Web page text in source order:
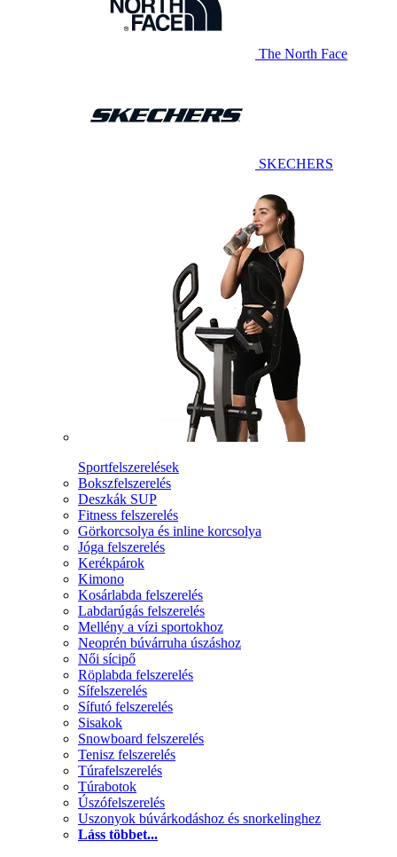
The North Face
SKECHERS
Sportfelszerelések
Bokszfelszerelés
Deszkák SUP
Fitness felszerelés
Görkorcsolya és inline korcsolya
Jóga felszerelés
Kerékpárok
Kimono
Kosárlabda felszerelés
Labdarúgás felszerelés
Mellény a vízi sportokhoz
Neoprén búvárruha úszáshoz
Női sícipő
Röplabda felszerelés
Sífelszerelés
Sífutó felszerelés
Sisakok
Snowboard felszerelés
Tenisz felszerelés
Túrafelszerelés
Túrabotok
Úszófelszerelés
Uszonyok búvárkodáshoz és snorkelinghez
Láss többet...